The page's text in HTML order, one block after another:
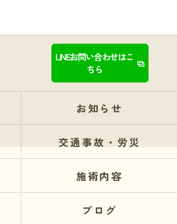
LINEお問い合わせはこ
ちら
お知らせ
交通事故・労災
施術内容
ブログ